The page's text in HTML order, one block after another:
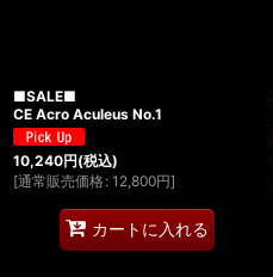
■SALE■
CE Acro Aculeus No.1
10,240円(税込)
[通常販売価格 : 12,800円]
カートに入れる